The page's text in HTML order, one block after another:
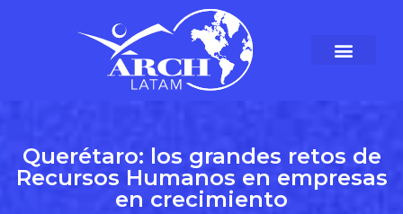
Querétaro: los grandes retos de
Recursos Humanos en empresas
en crecimiento